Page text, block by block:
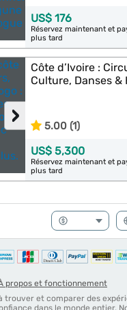
US$ 176
Réservez maintenant et
plus tard
›
Côte d’Ivoire :
Culture, Danses &
5.00 (1)
US$ 5,300
Réservez maintenant et
plus tard
propos et fonctionnement
trouver et comparer des
dans le monde entier.